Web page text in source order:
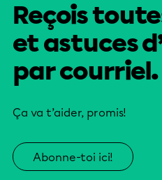
Reçois
et astuces
par courriel.
Ça va t’aider, promis!
Abonne-toi ici!